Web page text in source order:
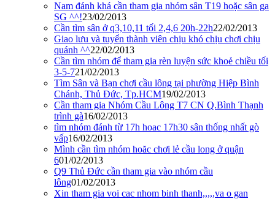
Nam đánh khá cần tham gia nhóm sân T19 hoặc sân ga
SG ^^!23/02/2013
Cần tìm sân ở q3,10,11 tối 2,4,6 20h-22h22/02/2013
Giao lưu và tuyển thành viên chịu khó chịu chơi chịu
quánh ^^22/02/2013
Cần tìm nhóm để tham gia rèn luyện sức khoẻ chiều tối
3-5-721/02/2013
Tìm Sân và Bạn chơi cầu lông tại phường Hiệp Bình
Chánh, Thủ Đức, Tp.HCM19/02/2013
Cần tham gia Nhóm Cầu Lông T7 CN Q.Bình Thạnh
trình gà16/02/2013
tìm nhóm đánh từ 17h hoac 17h30 sân thống nhất gò
vấp16/02/2013
Mình cần tìm nhóm hoăc chơi lẻ cầu long ở quận
601/02/2013
Q9 Thủ Đức cần tham gia vào nhóm cầu
lông01/02/2013
Xin tham gia voi cac nhom binh thanh,,,,,va o gan